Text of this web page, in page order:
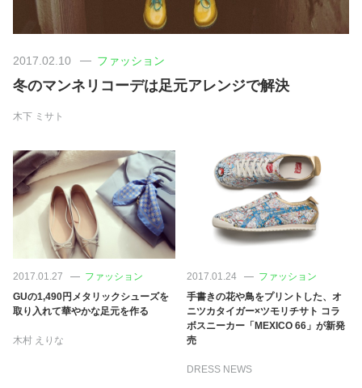
グルメ
トラベル
占い
性と愛
2017.02.10 ファッション
冬のマンネリコーデは足元アレンジで解決
木下 ミサト
2017.01.27
ファッション
GUの1,490円メタリックシューズを
取り入れて華やかな足元を作る
木村 えりな
2017.01.24
ファッション
手書きの花や鳥をプリントした、オ
ニツカタイガー×ツモリチサト コラ
ボスニーカー「MEXICO 66」が新発
売
DRESS NEWS